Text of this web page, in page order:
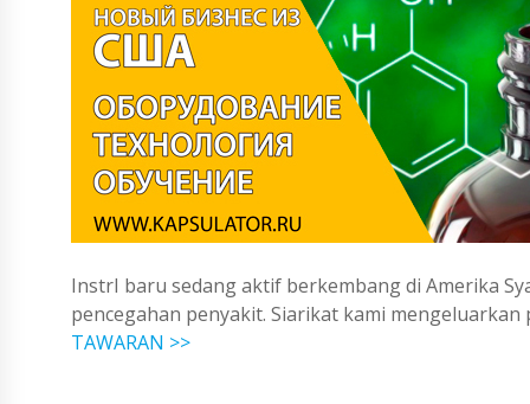
InstrI baru sedang aktif berkembang di Amerika
pencegahan penyakit. Siarikat kami
TAWARAN >>